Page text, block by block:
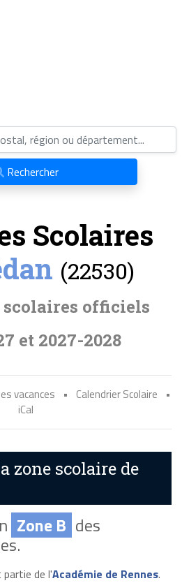
Rechercher
Scolaires
(22530)
officiels
et 2027-2028
vacances • Calendrier Scolaire
•
iCal
zone scolaire de
Zone B des
partie de l'Académie de Rennes.